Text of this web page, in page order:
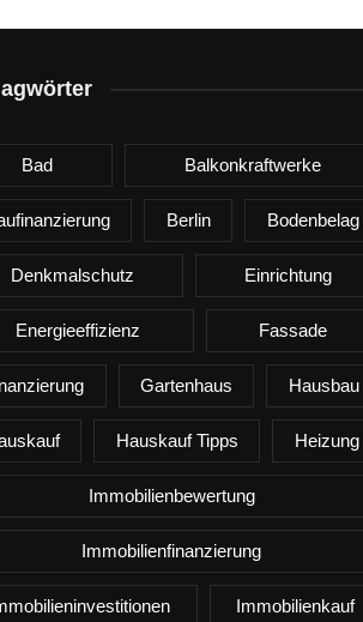
Bad Balkonkraftwerke
Berlin Bodenbelag
Denkmalschutz Einrichtung
Energieeffizienz Fassade
Gartenhaus Hausbau
Hauskauf Tipps Heizung
Immobilienbewertung
Immobilienfinanzierung
Immobilienkauf